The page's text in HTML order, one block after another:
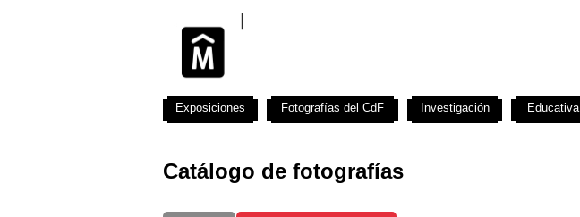
Catálogo de fotografías
Exposiciones Fotografías del CdF Investigación Educativa